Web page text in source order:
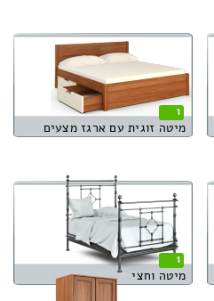
1
מיטה זוגית עם ארגז מצעים
1
מיטה וחצי